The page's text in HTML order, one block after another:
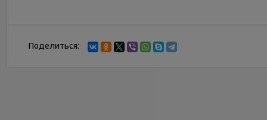
Поделиться: